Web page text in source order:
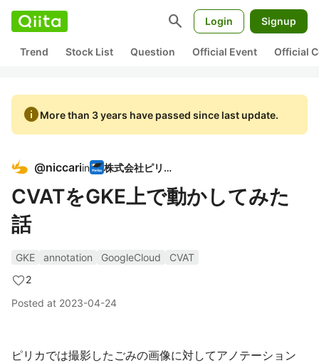
search Login Signup
Trend Stock List Question Official Event Official
infoMore than 3 years have passed since last update.
@niccariin 株式会社ピリカ
CVATをGKE上で動かしてみた
話
GKE annotation GoogleCloud
CVAT
2
Posted at 2023-04-24
ピリカでは撮影したごみの画像に対してアノテーション